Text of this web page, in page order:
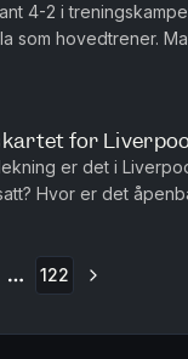
4-2 i
som hovedtrener.
på GEODIS Park.
for
er det i
Hvor er det
troppen
122